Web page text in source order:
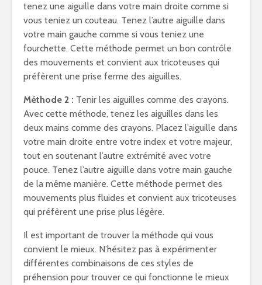
tenez une aiguille dans votre main droite comme si
vous teniez un couteau. Tenez l’autre aiguille dans
votre main gauche comme si vous teniez une
fourchette. Cette méthode permet un bon contrôle
des mouvements et convient aux tricoteuses qui
préfèrent une prise ferme des aiguilles.
Méthode 2 : Tenir les aiguilles comme des crayons.
Avec cette méthode, tenez les aiguilles dans les
deux mains comme des crayons. Placez l’aiguille dans
votre main droite entre votre index et votre majeur,
tout en soutenant l’autre extrémité avec votre
pouce. Tenez l’autre aiguille dans votre main gauche
de la même manière. Cette méthode permet des
mouvements plus fluides et convient aux tricoteuses
qui préfèrent une prise plus légère.
Il est important de trouver la méthode qui vous
convient le mieux. N’hésitez pas à expérimenter
différentes combinaisons de ces styles de
préhension pour trouver ce qui fonctionne le mieux